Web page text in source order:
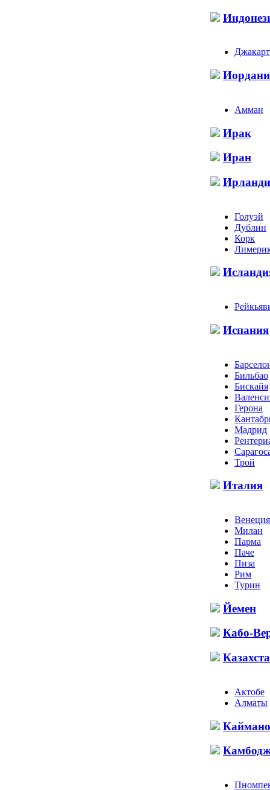
Амман
Ирак
Иран
Голуэй
Дублин
Корк
Испания
Бильбао
Бискайя
Герона
Мадрид
Трой
Италия
Венеция
Милан
Парма
Паче
Пиза
Рим
Турин
Йемен
Кабо-
Актобе
Алматы